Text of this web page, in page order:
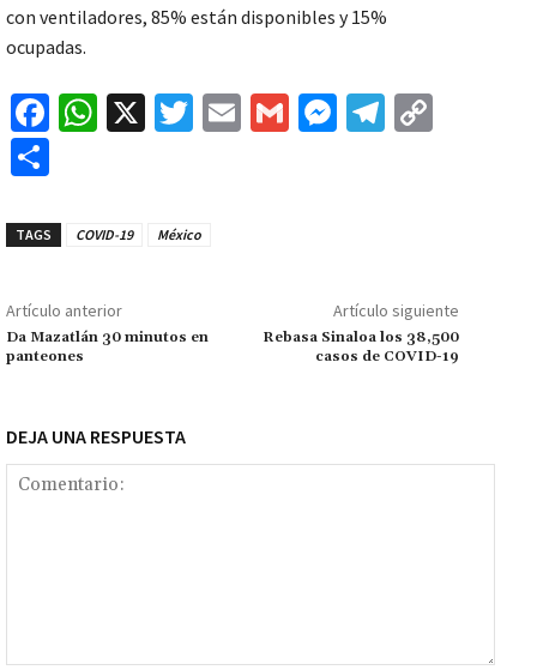
con ventiladores, 85% están disponibles y 15%
ocupadas.
Fa
o
k
W
sA
p
X
T
er
E
G
M
r
Te
n
k
m
ar
tir
TAGS COVID-19 México
Artículo anterior
Da Mazatlán 30 minutos en
panteones
Artículo siguiente
Rebasa Sinaloa los 38,500
casos de COVID-19
DEJA UNA RESPUESTA